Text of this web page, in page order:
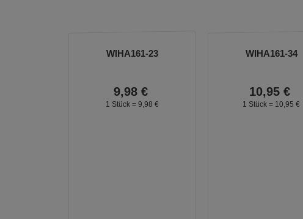
WIHA161-23
9,98 €
1 Stück = 9, 98 €
WIHA161-34
10,95 €
1 Stück = 10, 95 €